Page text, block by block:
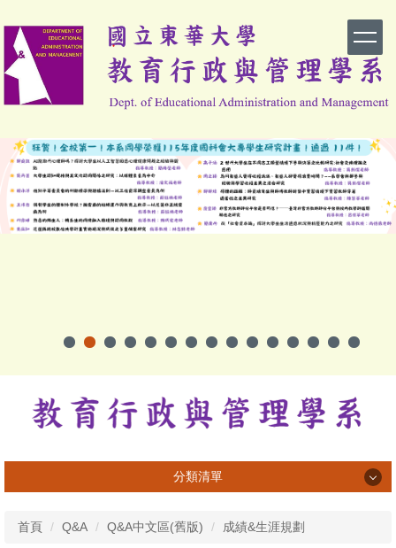
到
主
要
內
容
分類清單
首頁 Q&A Q&A中文區(舊版) 成績&生涯規劃